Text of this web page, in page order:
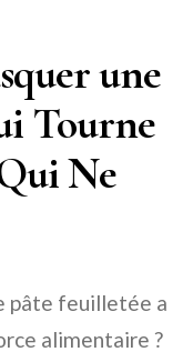
une
Tourne
Ne
pâte feuilletée a
alimentaire ?